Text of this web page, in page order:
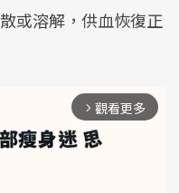
或溶解，供血恢復正
arrow_forward_ios 觀看更多